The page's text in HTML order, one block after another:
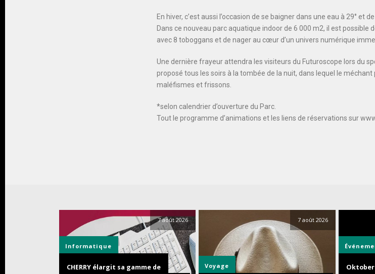
En hiver, c’est aussi l’occasion de se baigner dans une eau à 29° et
Dans ce nouveau parc aquatique indoor de 6 000 m2, il est
avec 8 toboggans et de nager au cœur d’un univers numérique
Une dernière frayeur attendra les visiteurs du Futuroscope lors du
proposé tous les soirs à la tombée de la nuit, dans lequel le
maléfismes et frissons.
*selon calendrier d’ouverture du Parc.
Tout le programme d’animations et les liens de réservations sur
7 août 2026
Informatique
CHERRY élargit sa gamme de
7 août 2026
Voyage